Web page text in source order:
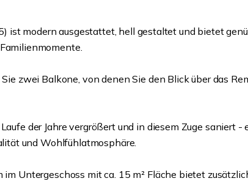
ist modern ausgestattet, hell gestaltet und bietet
zwei Balkone, von denen Sie den Blick über das
der Jahre vergrößert und in diesem Zuge saniert -
und Wohlfühlatmosphäre.
im Untergeschoss mit ca. 15 m² Fläche bietet